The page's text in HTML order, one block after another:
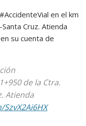
en el km
Cruz. Atienda
su cuenta de
de la Ctra.
Atienda